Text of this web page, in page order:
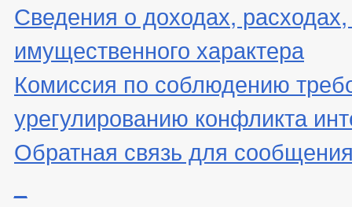
Сведения о доходах,
имущественного характера
Комиссия по соблюдению
урегулированию конфликта
Обратная связь для